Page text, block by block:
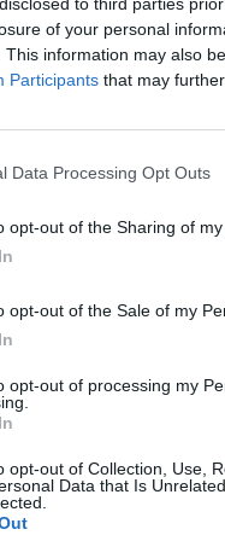
of your personal
This information may also
Participants that may
Data Processing Opt Outs
opt-out of the Sharing of my
opt-out of the Sale of my
opt-out of processing my
opt-out of Collection, Use,
Data that Is
finisce
nerazzurra. Milan
le attenzioni di
ci sono il
però sta
affare che
Devils guardano
Per quanto
si è sottoposto dopo